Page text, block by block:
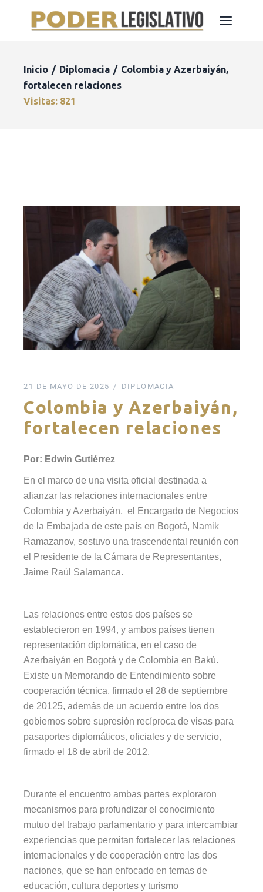
Inicio Diplomacia
Colombia y Azerbaiyán,
fortalecen relaciones
Visitas: 821
21 DE MAYO DE 2025 DIPLOMACIA
Colombia y Azerbaiyán,
fortalecen relaciones
Por: Edwin Gutiérrez
En el marco de una visita oficial destinada a
afianzar las relaciones internacionales entre
Colombia y Azerbaiyán, el Encargado de Negocios
de la Embajada de este país en Bogotá, Namik
Ramazanov, sostuvo una trascendental reunión con
el Presidente de la Cámara de Representantes,
Jaime Raúl Salamanca.
Las relaciones entre estos dos países se
establecieron en 1994, y ambos países tienen
representación diplomática, en el caso de
Azerbaiyán en Bogotá y de Colombia en Bakú.
Existe un Memorando de Entendimiento sobre
cooperación técnica, firmado el 28 de septiembre
de 20125, además de un acuerdo entre los dos
gobiernos sobre supresión recíproca de visas para
pasaportes diplomáticos, oficiales y de servicio,
firmado el 18 de abril de 2012.
Durante el encuentro ambas partes exploraron
mecanismos para profundizar el conocimiento
mutuo del trabajo parlamentario y para intercambiar
experiencias que permitan fortalecer las relaciones
internacionales y de cooperación entre las dos
naciones, que se han enfocado en temas de
educación, cultura deportes y turismo